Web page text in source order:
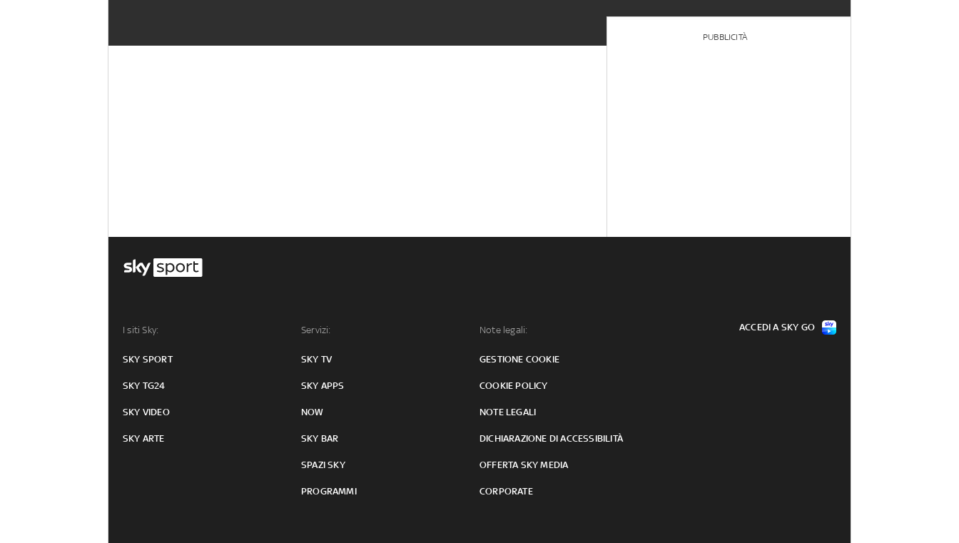
PUBBLICITÀ
I siti Sky:
SKY SPORT
SKY TG24
SKY VIDEO
SKY ARTE
Servizi:
SKY TV
SKY APPS
NOW
SKY BAR
SPAZI SKY
PROGRAMMI
Note legali:
GESTIONE COOKIE
COOKIE POLICY
NOTE LEGALI
DICHIARAZIONE DI ACCESSIBILITÀ
OFFERTA SKY MEDIA
CORPORATE
ACCEDI A SKY GO